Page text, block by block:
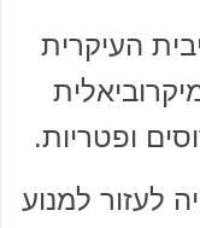
העיקרית
ופטריות.
לעזור למנוע